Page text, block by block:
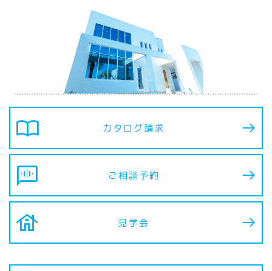
import_contacts カタログ請求
voice_chat ご相談予約
house 見学会